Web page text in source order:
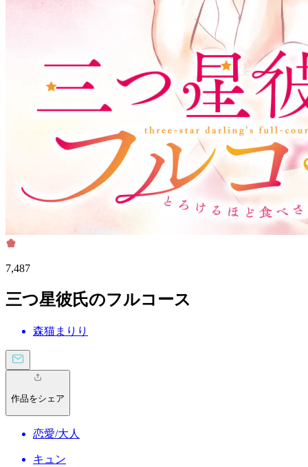
7,487
三つ星彼氏のフルコース
森猫まりり
作品をシェア
恋愛/大人
キュン